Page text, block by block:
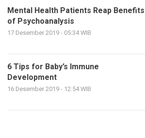
Mental Health Patients Reap Benefits
of Psychoanalysis
17 Desember 2019 - 05:34 WIB
6 Tips for Baby’s Immune
Development
16 Desember 2019 - 12:54 WIB